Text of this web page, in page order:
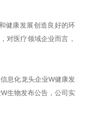
健康发展创造良好的环
对医疗领域企业而言，
息化龙头企业W健康发
生物发布公告，公司实